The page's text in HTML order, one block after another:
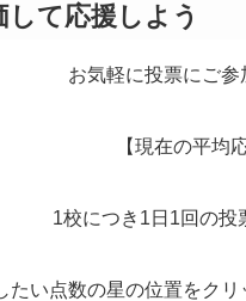
て応援しよう
お気軽に投票にご参
【現在の平均
1校につき1日1回の投
たい点数の星の位置をクリ